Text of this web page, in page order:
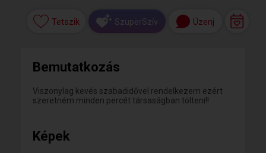
Tetszik SzuperSzív Üzenj
Bemutatkozás
Viszonylag kevés szabadidővel rendelkezem ezért
szeretném minden percét társaságban tölteni!!
Képek